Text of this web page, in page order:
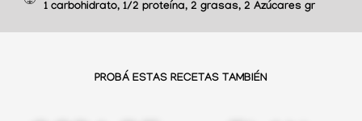
1 carbohidrato, 1/2 proteína, 2 grasas, 2 Azúcares gr
PROBÁ ESTAS RECETAS TAMBIÉN